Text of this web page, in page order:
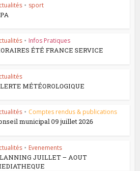
• sport
• Infos Pratiques
ÉTÉ FRANCE SERVICE
MÉTÉOROLOGIQUE
• Comptes rendus & publications
municipal 09 juillet 2026
• Evenements
JUILLET – AOUT